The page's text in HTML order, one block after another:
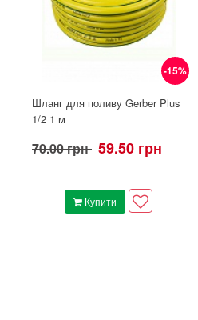
-15%
Шланг для поливу Gerber Plus
1/2 1 м
70.00 грн 59.50 грн
Купити